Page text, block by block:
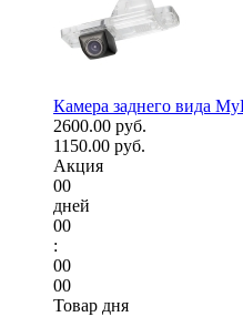
Камера заднего вида
2600.00 руб.
1150.00 руб.
Акция
00
дней
00
:
00
00
Товар дня